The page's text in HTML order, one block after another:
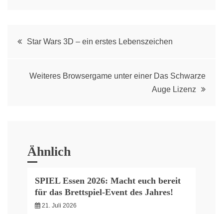
PostStar Wars 3D – ein erstes Lebenszeichen
Weiteres Browsergame unter einer Das Schwarze
Auge Lizenz
Ähnlich
SPIEL Essen 2026: Macht euch bereit
für das Brettspiel-Event des Jahres!
21. Juli 2026